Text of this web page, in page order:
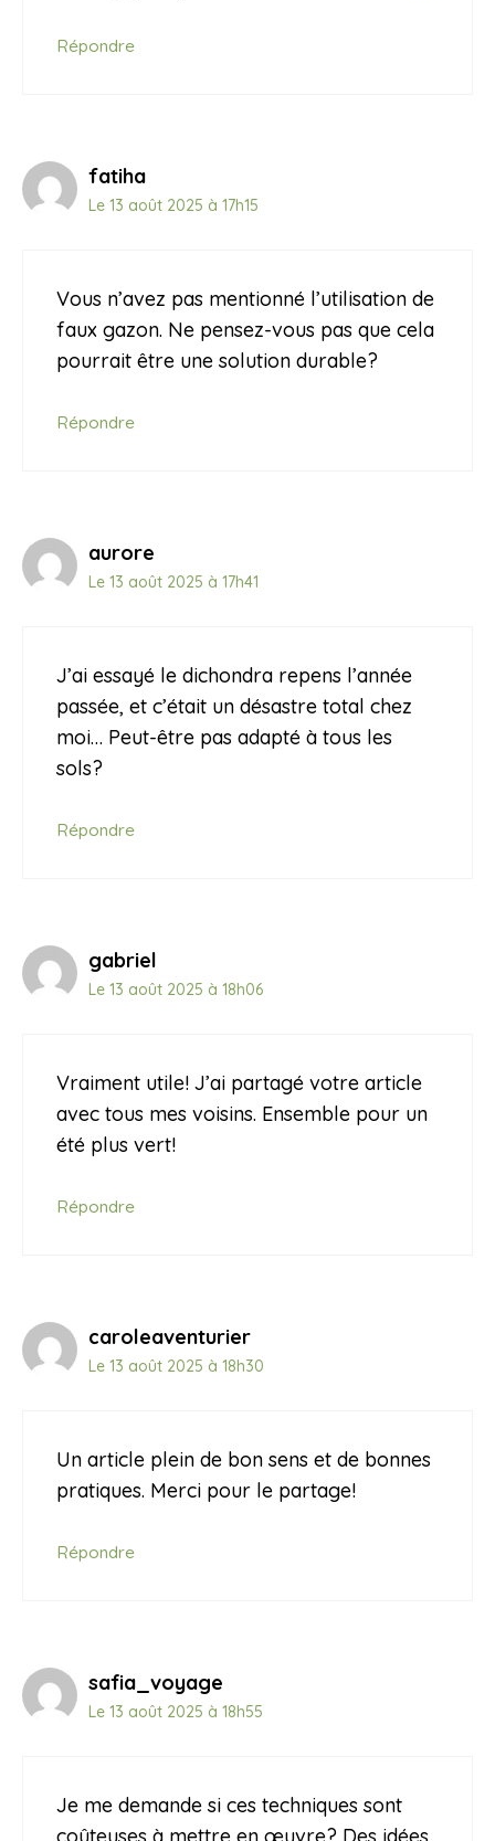
Répondre
fatiha
Le 13 août 2025 à 17h15
Vous n’avez pas mentionné l’utilisation de
faux gazon. Ne pensez-vous pas que cela
pourrait être une solution durable?
Répondre
aurore
Le 13 août 2025 à 17h41
J’ai essayé le dichondra repens l’année
passée, et c’était un désastre total chez
moi… Peut-être pas adapté à tous les
sols?
Répondre
gabriel
Le 13 août 2025 à 18h06
Vraiment utile! J’ai partagé votre article
avec tous mes voisins. Ensemble pour un
été plus vert!
Répondre
caroleaventurier
Le 13 août 2025 à 18h30
Un article plein de bon sens et de bonnes
pratiques. Merci pour le partage!
Répondre
safia_voyage
Le 13 août 2025 à 18h55
Je me demande si ces techniques sont